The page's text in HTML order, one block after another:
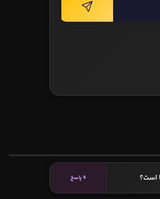
است؟ 9 پاسخ